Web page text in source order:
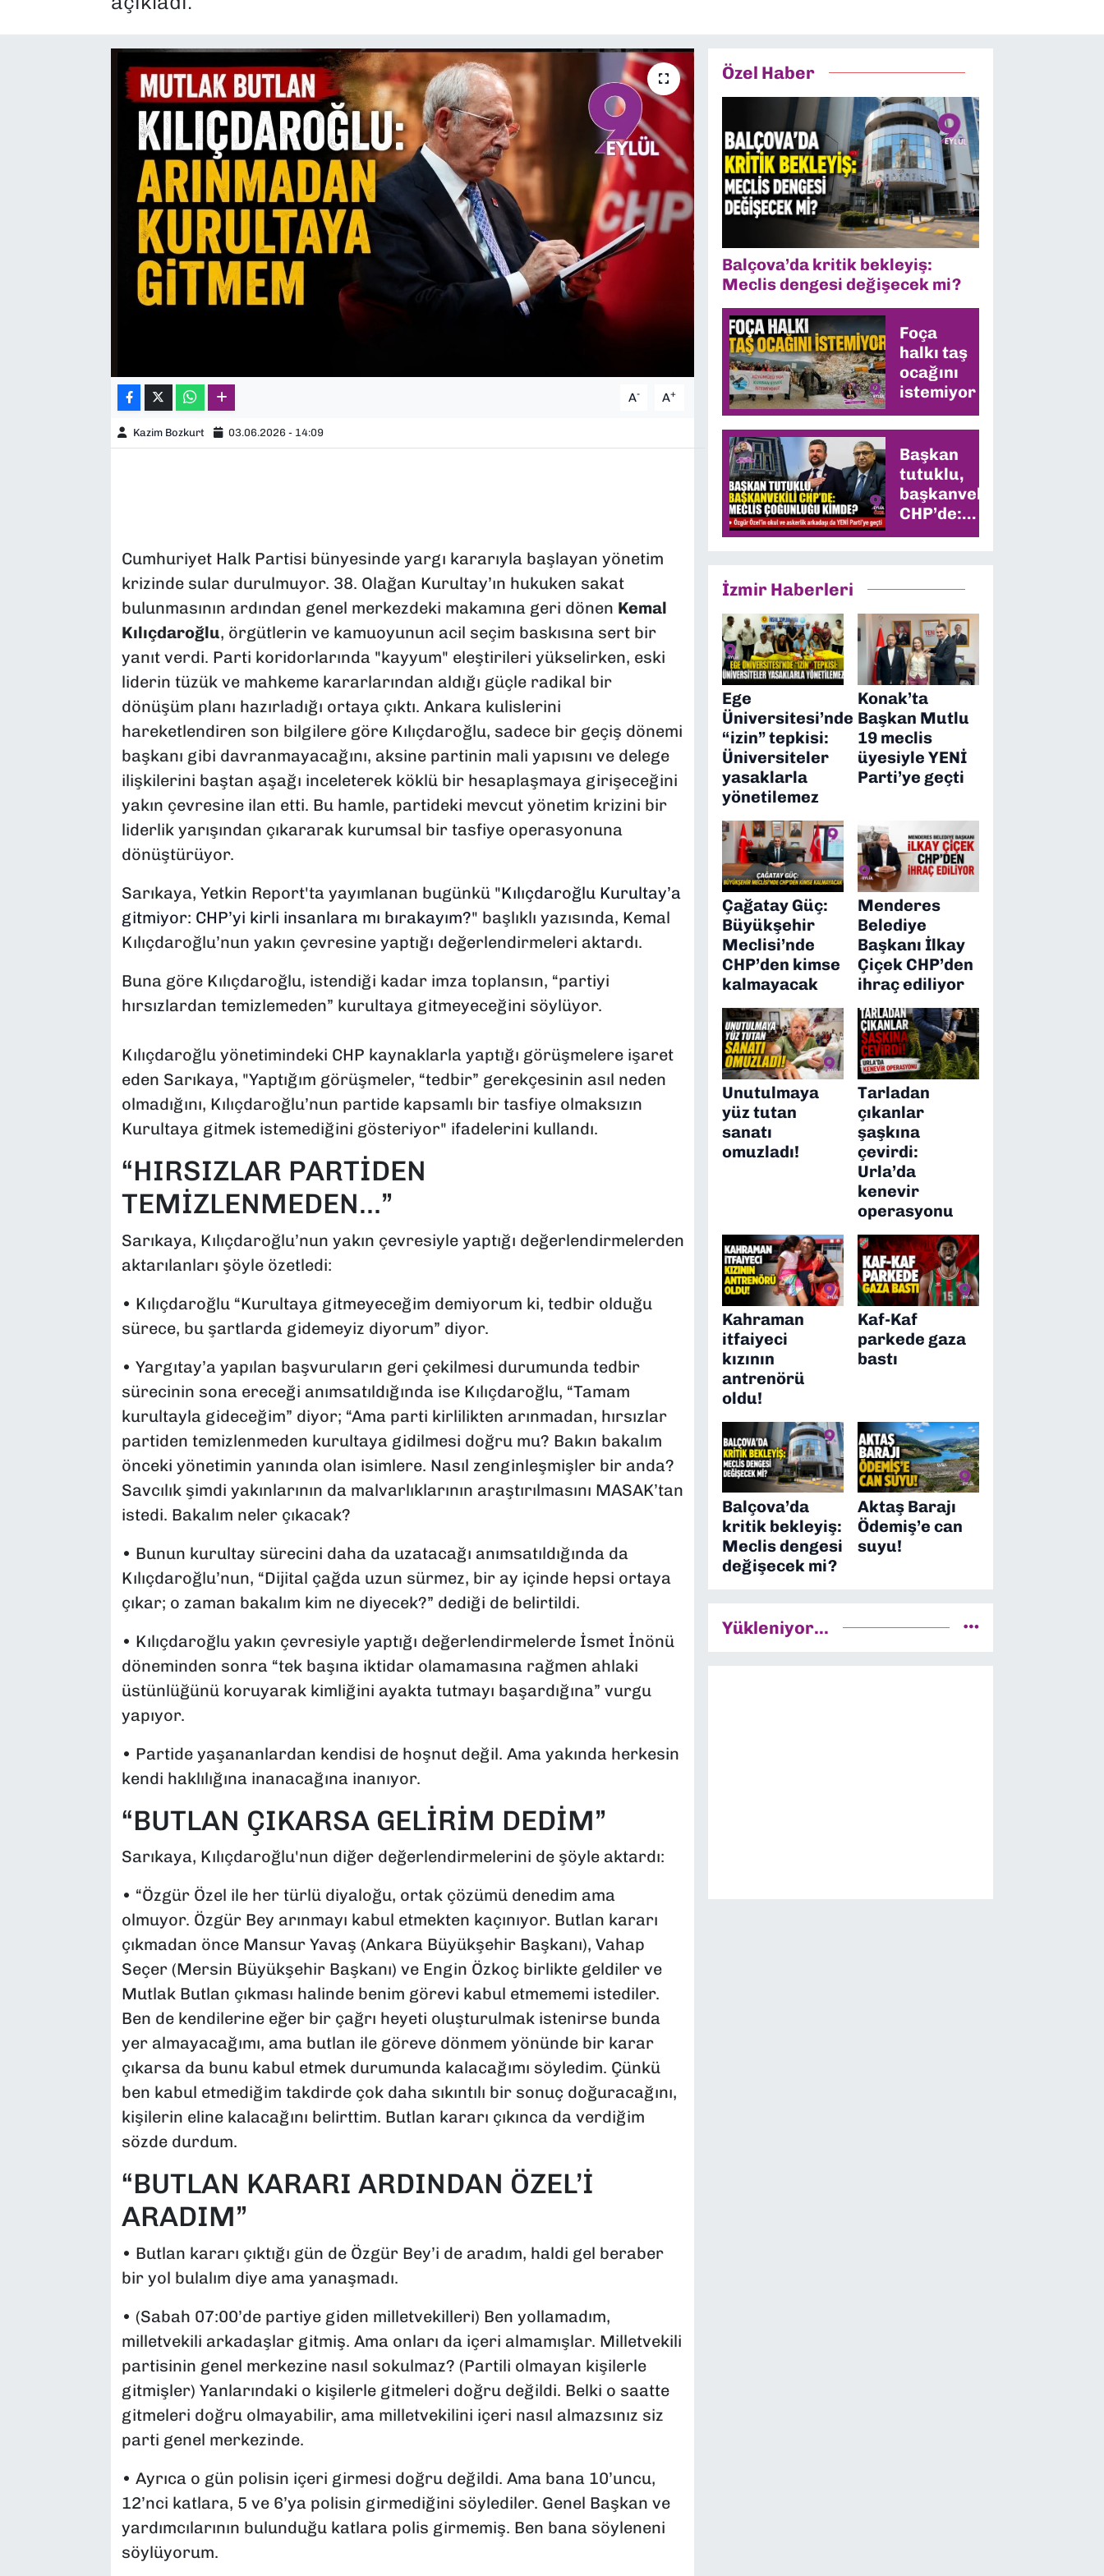
A- A+
Kazim Bozkurt 03.06.2026 - 14:09
Cumhuriyet Halk Partisi bünyesinde yargı kararıyla başlayan yönetim
krizinde sular durulmuyor. 38. Olağan Kurultay’ın hukuken sakat
bulunmasının ardından genel merkezdeki makamına geri dönen Kemal
Kılıçdaroğlu, örgütlerin ve kamuoyunun acil seçim baskısına sert bir
yanıt verdi. Parti koridorlarında "kayyum" eleştirileri yükselirken, eski
liderin tüzük ve mahkeme kararlarından aldığı güçle radikal bir
dönüşüm planı hazırladığı ortaya çıktı. Ankara kulislerini
hareketlendiren son bilgilere göre Kılıçdaroğlu, sadece bir geçiş dönemi
başkanı gibi davranmayacağını, aksine partinin mali yapısını ve delege
ilişkilerini baştan aşağı inceleterek köklü bir hesaplaşmaya girişeceğini
yakın çevresine ilan etti. Bu hamle, partideki mevcut yönetim krizini bir
liderlik yarışından çıkararak kurumsal bir tasfiye operasyonuna
dönüştürüyor.
Sarıkaya, Yetkin Report'ta yayımlanan bugünkü "Kılıçdaroğlu Kurultay’a
gitmiyor: CHP’yi kirli insanlara mı bırakayım?" başlıklı yazısında, Kemal
Kılıçdaroğlu’nun yakın çevresine yaptığı değerlendirmeleri aktardı.
Buna göre Kılıçdaroğlu, istendiği kadar imza toplansın, “partiyi
hırsızlardan temizlemeden” kurultaya gitmeyeceğini söylüyor.
Kılıçdaroğlu yönetimindeki CHP kaynaklarla yaptığı görüşmelere işaret
eden Sarıkaya, "Yaptığım görüşmeler, “tedbir” gerekçesinin asıl neden
olmadığını, Kılıçdaroğlu’nun partide kapsamlı bir tasfiye olmaksızın
Kurultaya gitmek istemediğini gösteriyor" ifadelerini kullandı.
“HIRSIZLAR PARTİDEN
TEMİZLENMEDEN…”
Sarıkaya, Kılıçdaroğlu’nun yakın çevresiyle yaptığı değerlendirmelerden
aktarılanları şöyle özetledi:
• Kılıçdaroğlu “Kurultaya gitmeyeceğim demiyorum ki, tedbir olduğu
sürece, bu şartlarda gidemeyiz diyorum” diyor.
• Yargıtay’a yapılan başvuruların geri çekilmesi durumunda tedbir
sürecinin sona ereceği anımsatıldığında ise Kılıçdaroğlu, “Tamam
kurultayla gideceğim” diyor; “Ama parti kirlilikten arınmadan, hırsızlar
partiden temizlenmeden kurultaya gidilmesi doğru mu? Bakın bakalım
önceki yönetimin yanında olan isimlere. Nasıl zenginleşmişler bir anda?
Savcılık şimdi yakınlarının da malvarlıklarının araştırılmasını MASAK’tan
istedi. Bakalım neler çıkacak?
• Bunun kurultay sürecini daha da uzatacağı anımsatıldığında da
Kılıçdaroğlu’nun, “Dijital çağda uzun sürmez, bir ay içinde hepsi ortaya
çıkar; o zaman bakalım kim ne diyecek?” dediği de belirtildi.
• Kılıçdaroğlu yakın çevresiyle yaptığı değerlendirmelerde İsmet İnönü
döneminden sonra “tek başına iktidar olamamasına rağmen ahlaki
üstünlüğünü koruyarak kimliğini ayakta tutmayı başardığına” vurgu
yapıyor.
• Partide yaşananlardan kendisi de hoşnut değil. Ama yakında herkesin
kendi haklılığına inanacağına inanıyor.
“BUTLAN ÇIKARSA GELİRİM DEDİM”
Sarıkaya, Kılıçdaroğlu'nun diğer değerlendirmelerini de şöyle aktardı:
• “Özgür Özel ile her türlü diyaloğu, ortak çözümü denedim ama
olmuyor. Özgür Bey arınmayı kabul etmekten kaçınıyor. Butlan kararı
çıkmadan önce Mansur Yavaş (Ankara Büyükşehir Başkanı), Vahap
Seçer (Mersin Büyükşehir Başkanı) ve Engin Özkoç birlikte geldiler ve
Mutlak Butlan çıkması halinde benim görevi kabul etmememi istediler.
Ben de kendilerine eğer bir çağrı heyeti oluşturulmak istenirse bunda
yer almayacağımı, ama butlan ile göreve dönmem yönünde bir karar
çıkarsa da bunu kabul etmek durumunda kalacağımı söyledim. Çünkü
ben kabul etmediğim takdirde çok daha sıkıntılı bir sonuç doğuracağını,
kişilerin eline kalacağını belirttim. Butlan kararı çıkınca da verdiğim
sözde durdum.
“BUTLAN KARARI ARDINDAN ÖZEL’İ
ARADIM”
• Butlan kararı çıktığı gün de Özgür Bey’i de aradım, haldi gel beraber
bir yol bulalım diye ama yanaşmadı.
• (Sabah 07:00’de partiye giden milletvekilleri) Ben yollamadım,
milletvekili arkadaşlar gitmiş. Ama onları da içeri almamışlar. Milletvekili
partisinin genel merkezine nasıl sokulmaz? (Partili olmayan kişilerle
gitmişler) Yanlarındaki o kişilerle gitmeleri doğru değildi. Belki o saatte
gitmeleri doğru olmayabilir, ama milletvekilini içeri nasıl almazsınız siz
parti genel merkezinde.
• Ayrıca o gün polisin içeri girmesi doğru değildi. Ama bana 10’uncu,
12’nci katlara, 5 ve 6’ya polisin girmediğini söylediler. Genel Başkan ve
yardımcılarının bulunduğu katlara polis girmemiş. Ben bana söyleneni
söylüyorum.
Özel Haber
Balçova’da kritik bekleyiş:
Meclis dengesi değişecek mi?
Foça
halkı taş
ocağını
istemiyor
Başkan
tutuklu,
başkanvekili
CHP’de:
Meclis
İzmir Haberleri
Ege
Üniversitesi’nde
“izin” tepkisi:
Üniversiteler
yasaklarla
yönetilemez
Konak’ta
Başkan Mutlu
19 meclis
üyesiyle YENİ
Parti’ye geçti
Çağatay Güç:
Büyükşehir
Meclisi’nde
CHP’den kimse
kalmayacak
Menderes
Belediye
Başkanı İlkay
Çiçek CHP’den
ihraç ediliyor
Unutulmaya
yüz tutan
sanatı
omuzladı!
Tarladan
çıkanlar
şaşkına
çevirdi:
Urla’da
kenevir
operasyonu
Kahraman
itfaiyeci
kızının
antrenörü
oldu!
Kaf-Kaf
parkede gaza
bastı
Balçova’da
kritik bekleyiş:
Meclis dengesi
değişecek mi?
Aktaş Barajı
Ödemiş’e can
suyu!
Yükleniyor...
YEREL YÖNETİMLER